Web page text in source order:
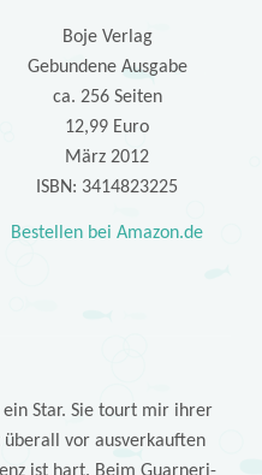
Boje Verlag
Gebundene Ausgabe
ca. 256 Seiten
12,99 Euro
März 2012
ISBN: 3414823225
Bestellen bei Amazon.de
Star. Sie tourt mir ihrer
vor ausverkauften